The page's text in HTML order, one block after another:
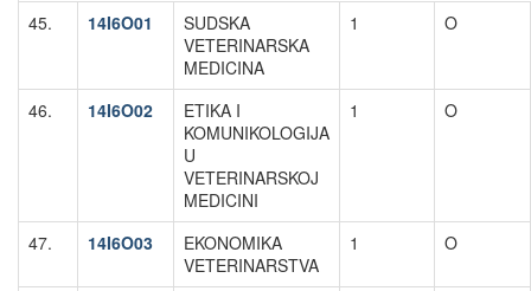
45.
14I6O01
SUDSKA
VETERINARSKA
MEDICINA
1 O
46. 14I6O02
ETIKA I
KOMUNIKOLOGIJA
U
VETERINARSKOJ
MEDICINI
1 O
47. 14I6O03
EKONOMIKA
VETERINARSTVA
1 O